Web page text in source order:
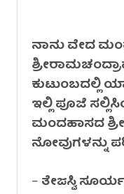
ನಾನು ವೇದ
ಕುಟುಂಬದಲ್ಲಿ
ಇಲ್ಲಿ ಪೂಜೆ
ಮಂದಹಾಸದ
ನೋವುಗಳನ್ನು
–ತೇಜಸ್ವಿ